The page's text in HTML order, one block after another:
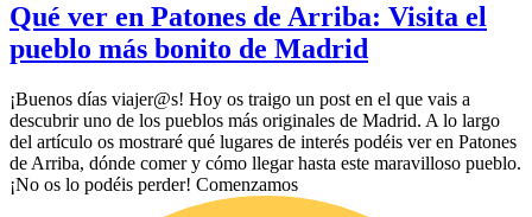
Qué ver en Patones de Arriba: Visita el
pueblo más bonito de Madrid
¡Buenos días viajer@s! Hoy os traigo un post en el que vais a
descubrir uno de los pueblos más originales de Madrid. A lo largo
del artículo os mostraré qué lugares de interés podéis ver en Patones
de Arriba, dónde comer y cómo llegar hasta este maravilloso pueblo.
¡No os lo podéis perder! Comenzamos